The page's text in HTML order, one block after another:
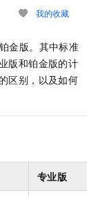
我的收藏
金版。 其中标准
版和铂金版的计
区别，以及如何
专业版